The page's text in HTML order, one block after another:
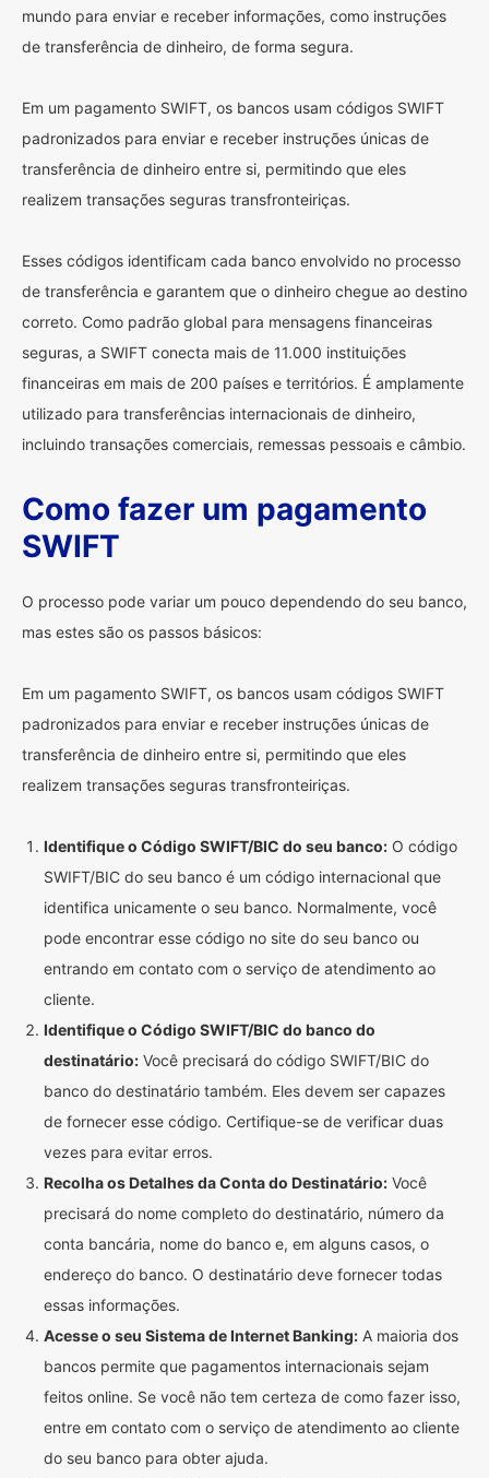
mundo para enviar e receber informações, como instruções
de transferência de dinheiro, de forma segura.
Em um pagamento SWIFT, os bancos usam códigos SWIFT
padronizados para enviar e receber instruções únicas de
transferência de dinheiro entre si, permitindo que eles
realizem transações seguras transfronteiriças.
Esses códigos identificam cada banco envolvido no processo
de transferência e garantem que o dinheiro chegue ao destino
correto. Como padrão global para mensagens financeiras
seguras, a SWIFT conecta mais de 11.000 instituições
financeiras em mais de 200 países e territórios. É amplamente
utilizado para transferências internacionais de dinheiro,
incluindo transações comerciais, remessas pessoais e câmbio.
Como fazer um pagamento
SWIFT
O processo pode variar um pouco dependendo do seu banco,
mas estes são os passos básicos:
Em um pagamento SWIFT, os bancos usam códigos SWIFT
padronizados para enviar e receber instruções únicas de
transferência de dinheiro entre si, permitindo que eles
realizem transações seguras transfronteiriças.
Identifique o Código SWIFT/BIC do seu banco: O código
SWIFT/BIC do seu banco é um código internacional que
identifica unicamente o seu banco. Normalmente, você
pode encontrar esse código no site do seu banco ou
entrando em contato com o serviço de atendimento ao
cliente.
Identifique o Código SWIFT/BIC do banco do
destinatário: Você precisará do código SWIFT/BIC do
banco do destinatário também. Eles devem ser capazes
de fornecer esse código. Certifique-se de verificar duas
vezes para evitar erros.
Recolha os Detalhes da Conta do Destinatário: Você
precisará do nome completo do destinatário, número da
conta bancária, nome do banco e, em alguns casos, o
endereço do banco. O destinatário deve fornecer todas
essas informações.
Acesse o seu Sistema de Internet Banking: A maioria dos
bancos permite que pagamentos internacionais sejam
feitos online. Se você não tem certeza de como fazer isso,
entre em contato com o serviço de atendimento ao cliente
do seu banco para obter ajuda.